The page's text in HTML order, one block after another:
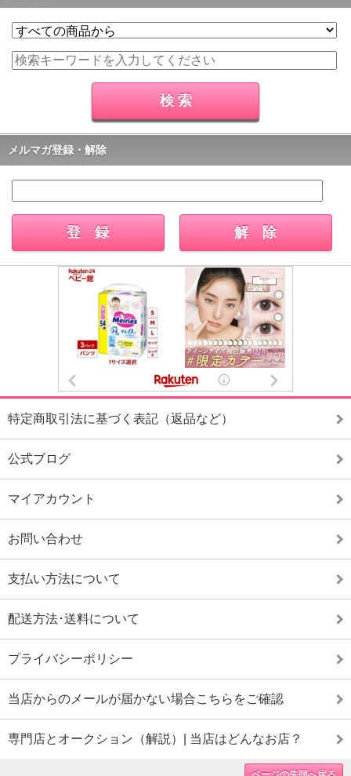
メルマガ登録・解除
特定商取引法に基づく表記（返品など）
公式ブログ
マイアカウント
お問い合わせ
支払い方法について
配送方法･送料について
プライバシーポリシー
当店からのメールが届かない場合こちらをご確認
専門店とオークション（解説）| 当店はどんなお店？